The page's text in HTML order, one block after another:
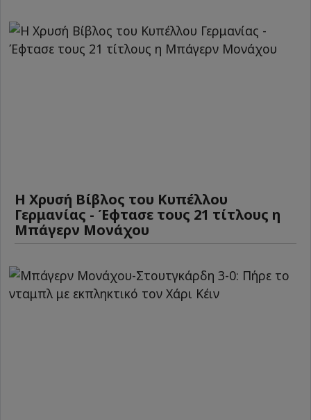
Η Χρυσή Βίβλος του Κυπέλλου
Γερμανίας - Έφτασε τους 21 τίτλους η
Μπάγερν Μονάχου